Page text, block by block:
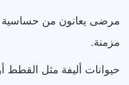
مرضى يعانون من حساسية
مزمنة.
حيوانات أليفة مثل القطط